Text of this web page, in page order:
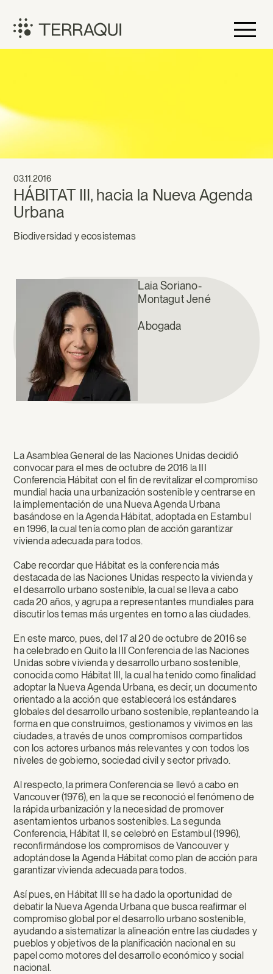
contenido
Terraqui
HÁBITAT III, hacia la Nueva Agenda
Urbana
03.11.2016
Biodiversidad y ecosistemas
La Asamblea General de las Naciones Unidas decidió
convocar para el mes de octubre de 2016 la III
Conferencia Hábitat con el fin de revitalizar el compromiso
mundial hacia una urbanización sostenible y centrarse en
la implementación de una Nueva Agenda Urbana
basándose en la Agenda Hábitat, adoptada en Estambul
en 1996, la cual tenía como plan de acción garantizar
vivienda adecuada para todos.
Cabe recordar que Hábitat es la conferencia más
destacada de las Naciones Unidas respecto la vivienda y
el desarrollo urbano sostenible, la cual se lleva a cabo
cada 20 años, y agrupa a representantes mundiales para
discutir los temas más urgentes en torno a las ciudades.
En este marco, pues, del 17 al 20 de octubre de 2016 se
ha celebrado en Quito la III Conferencia de las Naciones
Unidas sobre vivienda y desarrollo urbano sostenible,
conocida como Hábitat III, la cual ha tenido como finalidad
adoptar la Nueva Agenda Urbana, es decir, un documento
orientado a la acción que establecerá los estándares
globales del desarrollo urbano sostenible, replanteando la
forma en que construimos, gestionamos y vivimos en las
ciudades, a través de unos compromisos compartidos
con los actores urbanos más relevantes y con todos los
niveles de gobierno, sociedad civil y sector privado.
Al respecto, la primera Conferencia se llevó a cabo en
Vancouver (1976), en la que se reconoció el fenómeno de
la rápida urbanización y la necesidad de promover
asentamientos urbanos sostenibles. La segunda
Conferencia, Hábitat II, se celebró en Estambul (1996),
reconfirmándose los compromisos de Vancouver y
adoptándose la Agenda Hábitat como plan de acción para
garantizar vivienda adecuada para todos.
Así pues, en Hábitat III se ha dado la oportunidad de
debatir la Nueva Agenda Urbana que busca reafirmar el
compromiso global por el desarrollo urbano sostenible,
ayudando a sistematizar la alineación entre las ciudades y
pueblos y objetivos de la planificación nacional en su
papel como motores del desarrollo económico y social
nacional.
Laia Soriano-
Montagut Jené
Abogada